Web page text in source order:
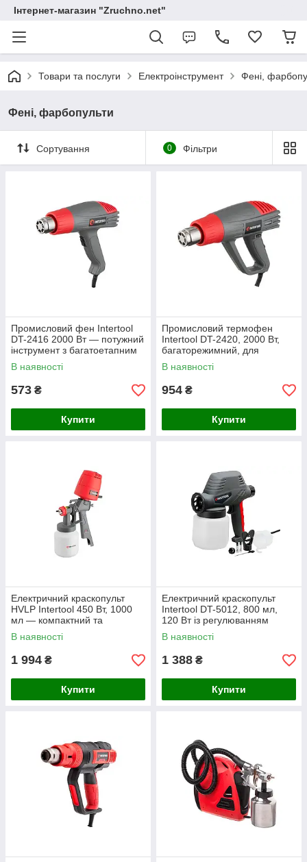
Інтернет-магазин "Zruchno.net"
Товари та послуги Електроінструмент Фені,
Фені, фарбопульти
Сортування 0 Фільтри
Промисловий фен Intertool
DT-2416 2000 Вт — потужний
інструмент з багатоетапним
регулюванням температури
В наявності
573 ₴
Купити
Промисловий термофен
Intertool DT-2420, 2000 Вт,
багаторежимний, для
демонтажу та сушіння
В наявності
954 ₴
Купити
Електричний краскопульт
HVLP Intertool 450 Вт, 1000
мл — компактний та
економний інструмент
В наявності
1 994 ₴
Купити
Електричний краскопульт
Intertool DT-5012, 800 мл,
120 Вт із регулюванням
розпилення
В наявності
1 388 ₴
Купити